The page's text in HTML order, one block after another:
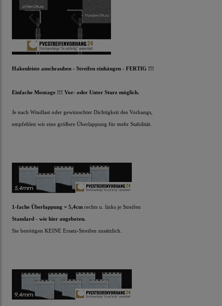
Hakenleiste anschrauben - Streifen einhängen - FERTIG !!!
Einfache Montage !!! Vor- oder Unter Sturz möglich.
Je nach Windlast oder gewünschter Dichtigkeit des Vorhangs,
empfehlen wir eine größere Überlappung für mehr Stabilität.
1-fache Überlappung = 5,4cm rechts u. links je Streifen
Standard - wie hier angeboten.
Sie benötigen KEINE Ersatz-Streifen zusätzlich.